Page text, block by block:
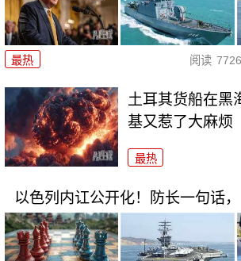
最热 阅读 7726
土耳其货船在黑
基又惹了大麻烦
最热
以色列内讧公开化！防长一句话